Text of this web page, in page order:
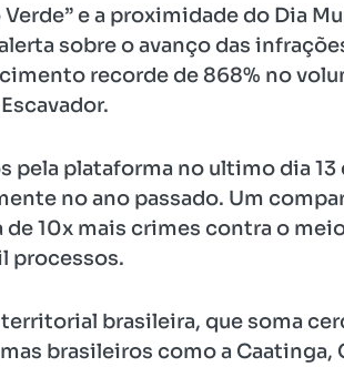
Verde” e a proximidade do Dia
sobre o avanço das
recorde de 868% no
pela plataforma no ultimo dia
no ano passado. Um
de 10x mais crimes contra o
processos.
brasileira, que soma
brasileiros como a